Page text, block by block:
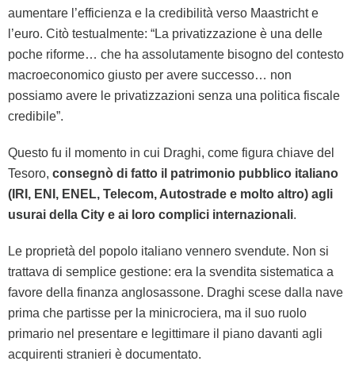
aumentare l’efficienza e la credibilità verso Maastricht e
l’euro. Citò testualmente: “La privatizzazione è una delle
poche riforme… che ha assolutamente bisogno del contesto
macroeconomico giusto per avere successo… non
possiamo avere le privatizzazioni senza una politica fiscale
credibile”.
Questo fu il momento in cui Draghi, come figura chiave del
Tesoro, consegnò di fatto il patrimonio pubblico italiano
(IRI, ENI, ENEL, Telecom, Autostrade e molto altro) agli
usurai della City e ai loro complici internazionali.
Le proprietà del popolo italiano vennero svendute. Non si
trattava di semplice gestione: era la svendita sistematica a
favore della finanza anglosassone. Draghi scese dalla nave
prima che partisse per la minicrociera, ma il suo ruolo
primario nel presentare e legittimare il piano davanti agli
acquirenti stranieri è documentato.